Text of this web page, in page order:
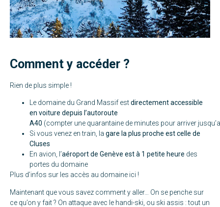
Comment y accéder ?
Rien de plus simple !
Le domaine du Grand Massif estdirectement accessible
en voiture depuis l’autoroute
A40 (compter une quarantaine de minutes pour arriver
Si vous venez en train, la gare la plus proche est celle de
Cluses
En avion, l’aéroport de Genève est à 1 petite heure des
portes du domaine
Plus d’infos sur les accès au domaine ici !
Maintenant que vous savez comment y aller… On se penche sur
ce qu’on y fait ? On attaque avec le handi-ski, ou ski assis : tout un